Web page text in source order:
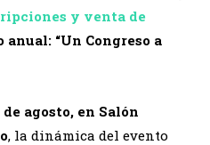
y venta de
anual: “Un Congreso a
de agosto, en Salón
, la dinámica del evento